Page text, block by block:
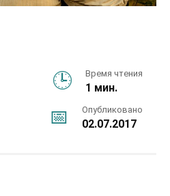
Время чтения
1 мин.
Опубликовано
02.07.2017